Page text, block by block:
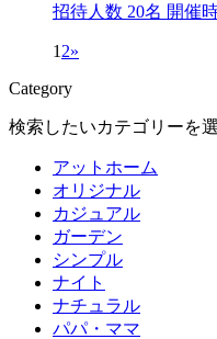
招待人数 20名 開催
1 2»
Category
検索したいカテゴリーを
アットホーム
オリジナル
カジュアル
ガーデン
シンプル
ナイト
ナチュラル
パパ・ママ